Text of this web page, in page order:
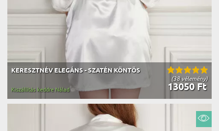
(38 vélemény)
KERESZTNÉV ELEGÁNS - SZATÉN KÖNTÖS
13050 Ft
Kiszállítás keddre Nálad